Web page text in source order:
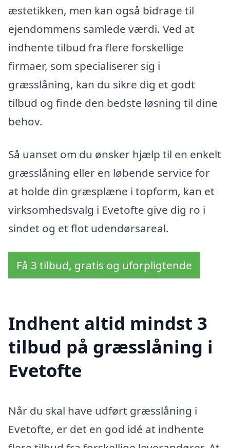
æstetikken, men kan også bidrage til
ejendommens samlede værdi. Ved at
indhente tilbud fra flere forskellige
firmaer, som specialiserer sig i
græsslåning, kan du sikre dig et godt
tilbud og finde den bedste løsning til dine
behov.
Så uanset om du ønsker hjælp til en enkelt
græsslåning eller en løbende service for
at holde din græsplæne i topform, kan et
virksomhedsvalg i Evetofte give dig ro i
sindet og et flot udendørsareal.
Få 3 tilbud, gratis og uforpligtende
Indhent altid mindst 3
tilbud på græsslåning i
Evetofte
Når du skal have udført græsslåning i
Evetofte, er det en god idé at indhente